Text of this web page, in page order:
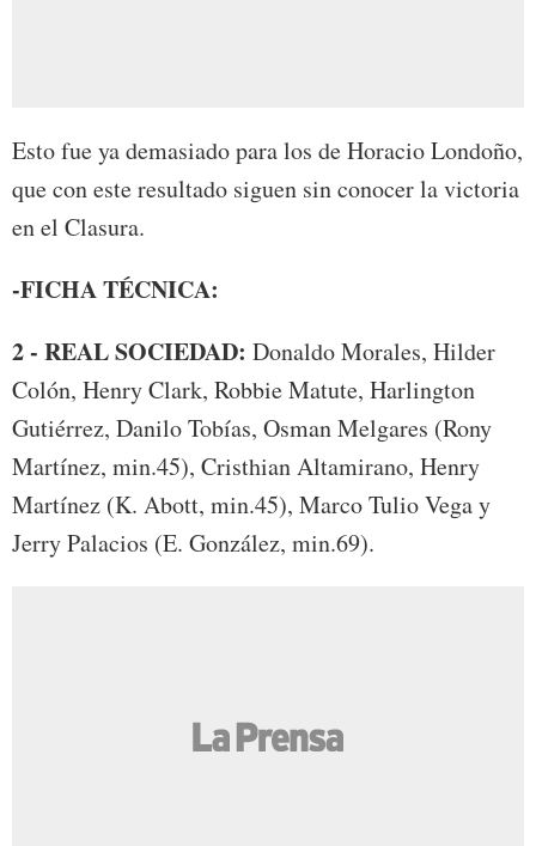
Esto fue ya demasiado para los de Horacio Londoño,
que con este resultado siguen sin conocer la victoria
en el Clasura.
-FICHA TÉCNICA:
2 - REAL SOCIEDAD: Donaldo Morales, Hilder
Colón, Henry Clark, Robbie Matute, Harlington
Gutiérrez, Danilo Tobías, Osman Melgares (Rony
Martínez, min.45), Cristhian Altamirano, Henry
Martínez (K. Abott, min.45), Marco Tulio Vega y
Jerry Palacios (E. González, min.69).